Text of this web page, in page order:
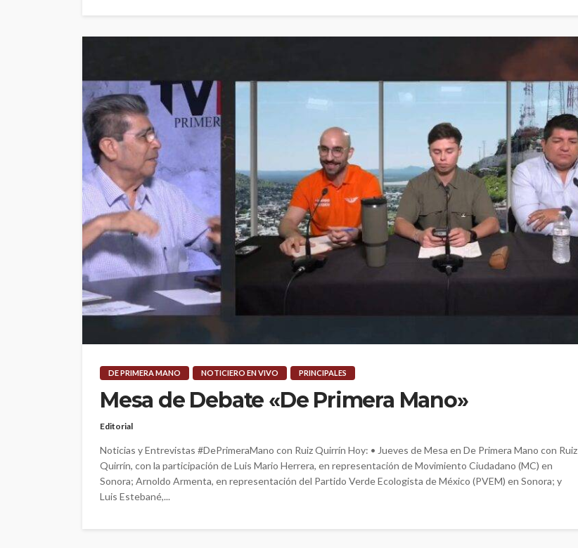
DE PRIMERA MANO NOTICIERO EN VIVO PRINCIPALES
Mesa de Debate «De Primera Mano»
Editorial
Noticias y Entrevistas #DePrimeraMano con Ruiz Quirrín Hoy: • Jueves de Mesa en De Primera Mano con Ruiz
Quirrín, con la participación de Luis Mario Herrera, en representación de Movimiento Ciudadano (MC) en
Sonora; Arnoldo Armenta, en representación del Partido Verde Ecologista de México (PVEM) en Sonora; y
Luis Estebané,...